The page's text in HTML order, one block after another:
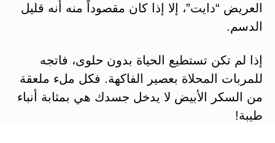
العريض “دايت”، إلا إذا كان مقصوداً منه أنه قليل
الدسم.
إذا لم تكن تستطيع الحياة بدون حلوى، فاتجه
للمربات المحلاة بعصير الفاكهة. فكل ملء ملعقة
من السكر الأبيض لا يدخل جسدك هي بمثابة أنباء
طيبة!